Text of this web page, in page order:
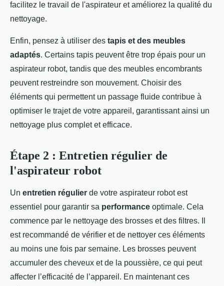
facilitez le travail de l'aspirateur et améliorez la qualité du
nettoyage.
Enfin, pensez à utiliser des tapis et des meubles
adaptés. Certains tapis peuvent être trop épais pour un
aspirateur robot, tandis que des meubles encombrants
peuvent restreindre son mouvement. Choisir des
éléments qui permettent un passage fluide contribue à
optimiser le trajet de votre appareil, garantissant ainsi un
nettoyage plus complet et efficace.
Étape 2 : Entretien régulier de
l'aspirateur robot
Un entretien régulier de votre aspirateur robot est
essentiel pour garantir sa performance optimale. Cela
commence par le nettoyage des brosses et des filtres. Il
est recommandé de vérifier et de nettoyer ces éléments
au moins une fois par semaine. Les brosses peuvent
accumuler des cheveux et de la poussière, ce qui peut
affecter l’efficacité de l’appareil. En maintenant ces